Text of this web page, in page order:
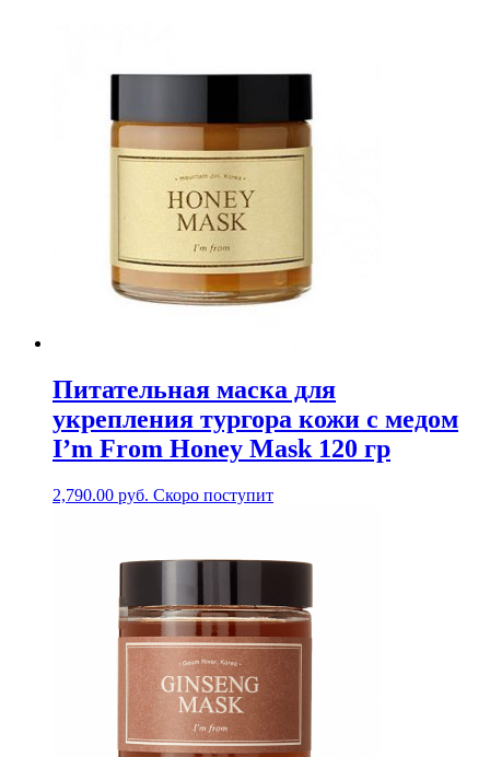
Питательная маска для
укрепления тургора кожи с медом
I’m From Honey Mask 120 гр
2,790.00 руб. Скоро поступит